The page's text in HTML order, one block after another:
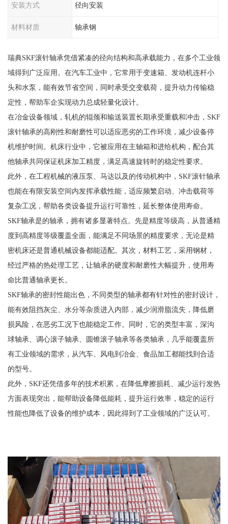
安装方式 径向安装
材料材质 轴承钢
瑞典SKF滚针轴承凭借紧凑的径向结构和高承载能力，在多个工业领
域得到广泛应用。在汽车工业中，它常用于变速箱、发动机连杆小
头和水泵，能有效节省空间，同时承受交变载荷，提升动力传输稳
定性，帮助车企实现动力总成轻量化设计。
在冶金设备领域，轧机的辊颈和输送装置长期承受重载和冲击，SKF
滚针轴承的高刚性和耐磨性可以适应恶劣的工作环境，减少设备停
机维护时间。机床行业中，它被应用在主轴箱和进给机构，配合其
他轴承共同保证机床加工精度，满足高速旋转时的稳定性要求。
此外，在工程机械的液压泵、马达以及的传动机构中，SKF滚针轴承
也能在有限安装空间内发挥承载性能，适应频繁启动、冲击载荷等
复杂工况，帮助各类设备提升运行可靠性，延长整体使用寿命。
SKF轴承是的轴承，拥有诸多显著特点。先是精度等级高，从普通精
度到高精度等级覆盖全面，能满足不同场景的精度要求，无论是精
密机床还是普通机械设备都能适配。其次，材料工艺，采用钢材，
经过严格的热处理工艺，让轴承的硬度和耐磨性大幅提升，使用寿
命比普通轴承更长。
SKF轴承的密封性能出色，不同类型的轴承都有针对性的密封设计，
能有效阻挡灰尘、水分等杂质进入内部，减少润滑脂流失，降低磨
损风险，在恶劣工况下也能稳定工作。同时，它的类型丰富，深沟
球轴承、调心滚子轴承、圆锥滚子轴承等各类轴承，几乎能覆盖所
有工业领域的需求，从汽车、风电到冶金、食品加工都能找到合适
的型号。
此外，SKF还凭借多年的技术积累，在降低摩擦损耗、减少运行发热
方面表现突出，能帮助设备降低能耗，提升运行效率，稳定的运行
性能也降低了设备的维护成本，因此得到了工业领域的广泛认可。